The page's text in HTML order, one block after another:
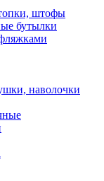
штофы
бутылки
наволочки